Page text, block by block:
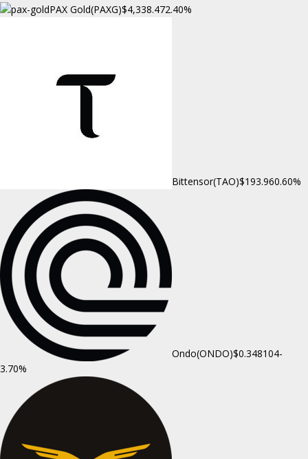
PAX Gold(PAXG)$4,338.472.40%
Bittensor(TAO)$193.960.60%
Ondo(ONDO)$0.348104-
3.70%